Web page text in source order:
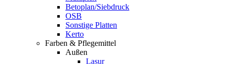
Betoplan/Siebdruck
OSB
Sonstige Platten
Kerto
Farben & Pflegemittel
Außen
Lasur